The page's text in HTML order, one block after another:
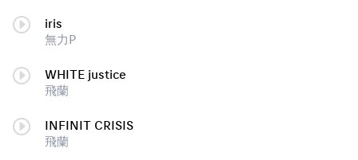
iris
無力P
WHITE justice
飛蘭
INFINIT CRISIS
飛蘭